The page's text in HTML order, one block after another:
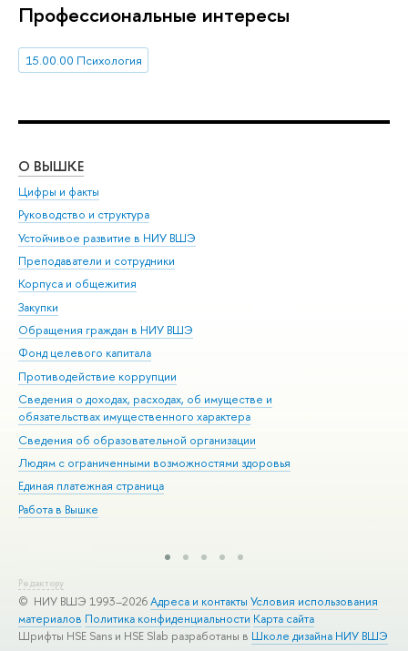
Профессиональные интересы
15.00.00 Психология
О ВЫШКЕ
Цифры и факты
Руководство и структура
Устойчивое развитие в НИУ ВШЭ
Преподаватели и сотрудники
Корпуса и общежития
Закупки
Обращения граждан в НИУ ВШЭ
Фонд целевого капитала
Противодействие коррупции
Сведения о доходах, расходах, об имуществе и
обязательствах имущественного характера
Сведения об образовательной организации
Людям с ограниченными возможностями здоровья
Единая платежная страница
Работа в Вышке
Редактору
© НИУ ВШЭ 1993–2026Адреса и контакты Условия использования
материалов Политика конфиденциальности Карта сайта
Шрифты HSE Sans и HSE Slab разработаны в Школе дизайна НИУ ВШЭ